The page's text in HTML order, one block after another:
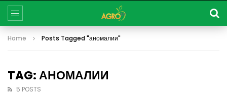
Home Posts Tagged "аномалии"
TAG: АНОМАЛИИ
5 POSTS